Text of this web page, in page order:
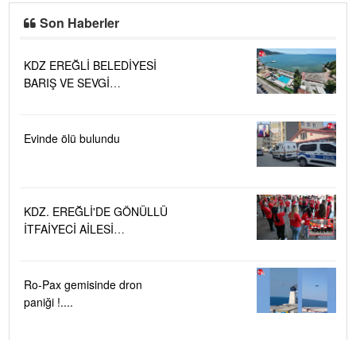
Son Haberler
KDZ EREĞLİ BELEDİYESİ
BARIŞ VE SEVGİ
Evinde ölü bulundu
KDZ. EREĞLİ'DE GÖNÜLLÜ
İTFAİYECİ AİLESİ
Ro-Pax gemisinde dron
paniği !....